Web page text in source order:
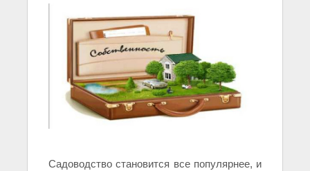
Садоводство становится все популярнее, и